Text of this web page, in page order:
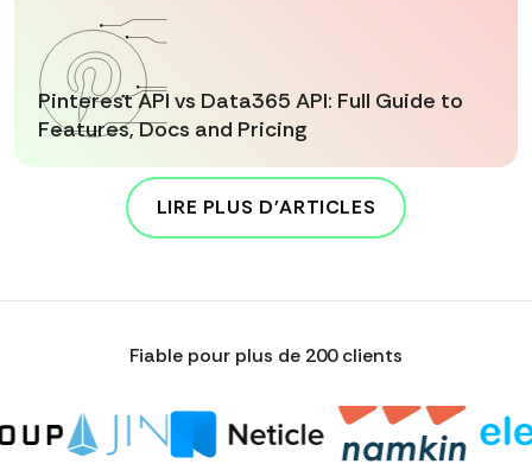
Pinterest API vs Data365 API: Full Guide to
Features, Docs and Pricing
LIRE PLUS D'ARTICLES
Fiable pour plus de 200 clients